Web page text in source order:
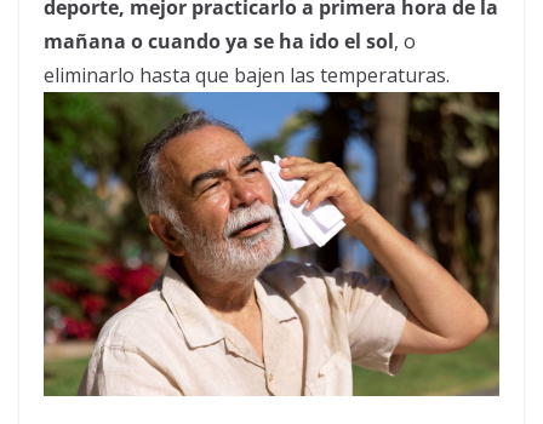
deporte, mejor practicarlo a primera hora de la
mañana o cuando ya se ha ido el sol, o
eliminarlo hasta que bajen las temperaturas.